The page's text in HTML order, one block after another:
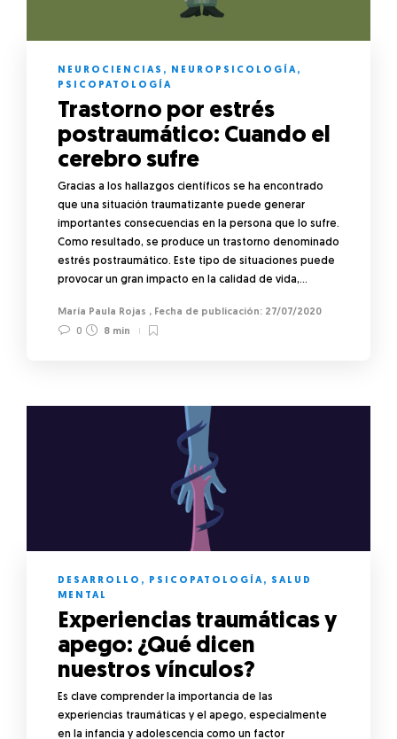
NEUROCIENCIAS , NEUROPSICOLOGÍA,
PSICOPATOLOGÍA
Trastorno por estrés
postraumático: Cuando el
cerebro sufre
Gracias a los hallazgos científicos se ha encontrado
que una situación traumatizante puede generar
importantes consecuencias en la persona que lo sufre.
Como resultado, se produce un trastorno denominado
estrés postraumático. Este tipo de situaciones puede
provocar un gran impacto en la calidad de vida,…
María Paula Rojas ,
27/07/2020
0
8 min
DESARROLLO , PSICOPATOLOGÍA, SALUD
MENTAL
Experiencias traumáticas y
apego: ¿Qué dicen
nuestros vínculos?
Es clave comprender la importancia de las
experiencias traumáticas y el apego, especialmente
en la infancia y adolescencia como un factor